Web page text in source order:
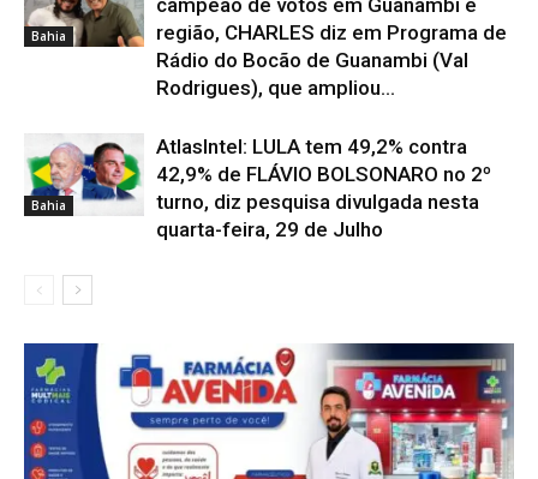
Bahia
campeão de votos em Guanambi e
região, CHARLES diz em Programa de
Rádio do Bocão de Guanambi (Val
Rodrigues), que ampliou...
Bahia
AtlasIntel: LULA tem 49,2% contra
42,9% de FLÁVIO BOLSONARO no 2º
turno, diz pesquisa divulgada nesta
quarta-feira, 29 de Julho